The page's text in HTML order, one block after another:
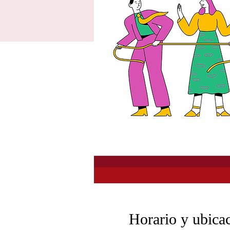
Horario y